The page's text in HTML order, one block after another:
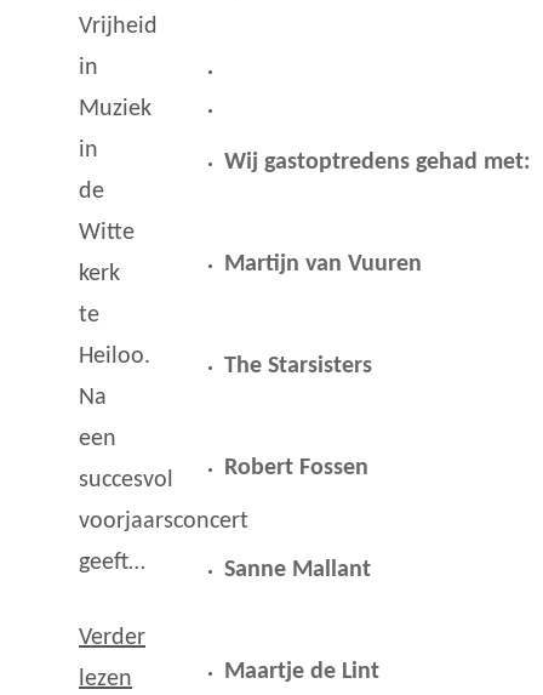
Vrijheid
in
Muziek
in
de
Witte
kerk
te
Heiloo.
Na
een
succesvol
voorjaarsconcert
geeft…
Verder
lezen
Wij gastoptredens gehad met:
Martijn van Vuuren
The Starsisters
Robert Fossen
Sanne Mallant
Maartje de Lint